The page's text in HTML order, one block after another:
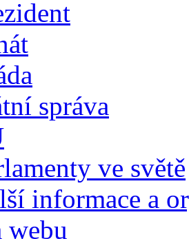
správa
ve světě
informace a
webu